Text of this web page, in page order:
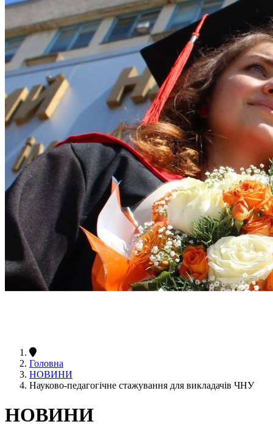
Головна
НОВИНИ
Науково-педагогічне стажування для викладачів ЧНУ
НОВИНИ